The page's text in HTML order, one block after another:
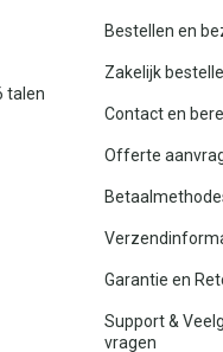
talen
Bestellen en
Zakelijk
Contact en
Offerte
Garantie en
Support &
vragen